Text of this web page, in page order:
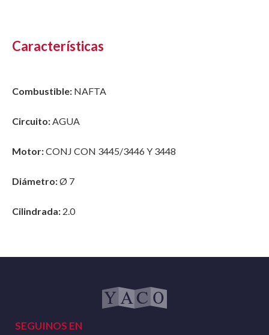
Características
Combustible: NAFTA
Circuito:AGUA
Motor:CONJ CON 3445/3446 Y 3448
Diámetro:Ø 7
Cilindrada: 2.0
SEGUINOS EN